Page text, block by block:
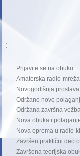
Prijavite se na obuku
Amaterska radio-
Novogodišnja proslava
Održano novo
Održana završna
Nova obuka i
Nova oprema u radio-
Završen praktični deo
Završena teorijska